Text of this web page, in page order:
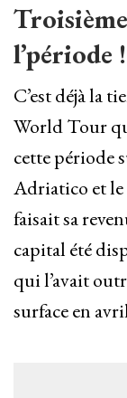
l’période !
C’est déjà la
World Tour
cette période
Adriatico et le
faisait sa
capital été
qui l’avait
surface en